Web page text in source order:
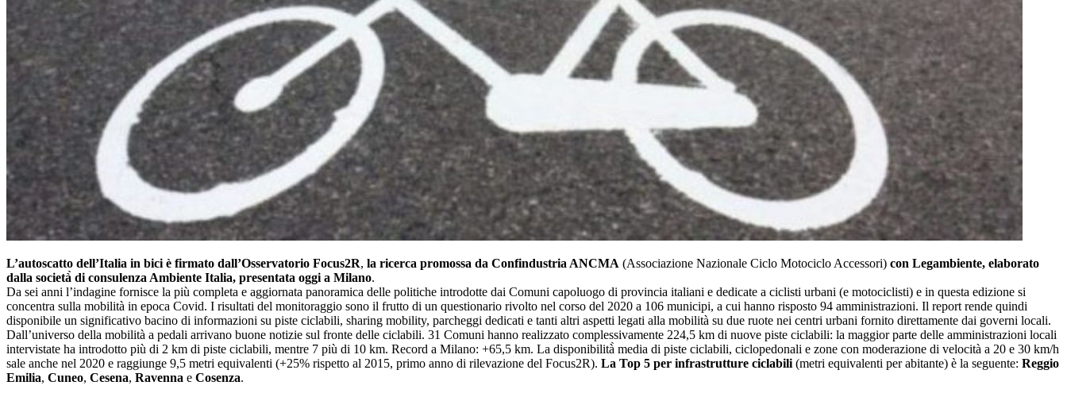
L’autoscatto dell’Italia in bici è firmato dall’Osservatorio Focus2R, la ricerca promossa da Confindustria ANCMA (Associazione Nazionale Ciclo Motociclo Accessori) con Legambiente, elaborato
dalla società̀ di consulenza Ambiente Italia, presentata oggi a Milano.
Da sei anni l’indagine fornisce la più completa e aggiornata panoramica delle politiche introdotte dai Comuni capoluogo di provincia italiani e dedicate a ciclisti urbani (e motociclisti) e in questa edizione si
concentra sulla mobilità in epoca Covid. I risultati del monitoraggio sono il frutto di un questionario rivolto nel corso del 2020 a 106 municipi, a cui hanno risposto 94 amministrazioni. Il report rende quindi
disponibile un significativo bacino di informazioni su piste ciclabili, sharing mobility, parcheggi dedicati e tanti altri aspetti legati alla mobilità su due ruote nei centri urbani fornito direttamente dai governi locali.
Dall’universo della mobilità a pedali arrivano buone notizie sul fronte delle ciclabili. 31 Comuni hanno realizzato complessivamente 224,5 km di nuove piste ciclabili: la maggior parte delle amministrazioni locali
intervistate ha introdotto più di 2 km di piste ciclabili, mentre 7 più di 10 km. Record a Milano: +65,5 km. La disponibilità̀ media di piste ciclabili, ciclopedonali e zone con moderazione di velocità a 20 e 30 km/h
sale anche nel 2020 e raggiunge 9,5 metri equivalenti (+25% rispetto al 2015, primo anno di rilevazione del Focus2R). La Top 5 per infrastrutture ciclabili (metri equivalenti per abitante) è la seguente: Reggio
Emilia, Cuneo, Cesena, Ravenna e Cosenza.